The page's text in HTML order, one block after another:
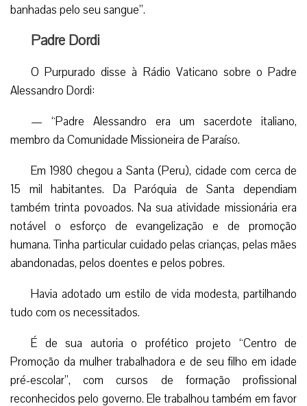
banhadas pelo seu sangue”.
Padre Dordi
O Purpurado disse à Rádio Vaticano sobre o Padre
Alessandro Dordi:
— “Padre Alessandro era um sacerdote italiano,
membro da Comunidade Missioneira de Paraíso.
Em 1980 chegou a Santa (Peru), cidade com cerca de
15 mil habitantes. Da Paróquia de Santa dependiam
também trinta povoados. Na sua atividade missionária era
notável o esforço de evangelização e de promoção
humana. Tinha particular cuidado pelas crianças, pelas mães
abandonadas, pelos doentes e pelos pobres.
Havia adotado um estilo de vida modesta, partilhando
tudo com os necessitados.
É de sua autoria o profético projeto “Centro de
Promoção da mulher trabalhadora e de seu filho em idade
pré-escolar”, com cursos de formação profissional
reconhecidos pelo governo. Ele trabalhou também em favor